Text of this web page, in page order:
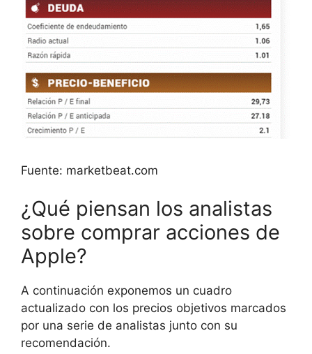
Fuente: marketbeat.com
¿Qué piensan los analistas
sobre comprar acciones de
Apple?
A continuación exponemos un cuadro
actualizado con los precios objetivos marcados
por una serie de analistas junto con su
recomendación.